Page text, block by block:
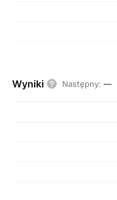
Wyniki Następny: —